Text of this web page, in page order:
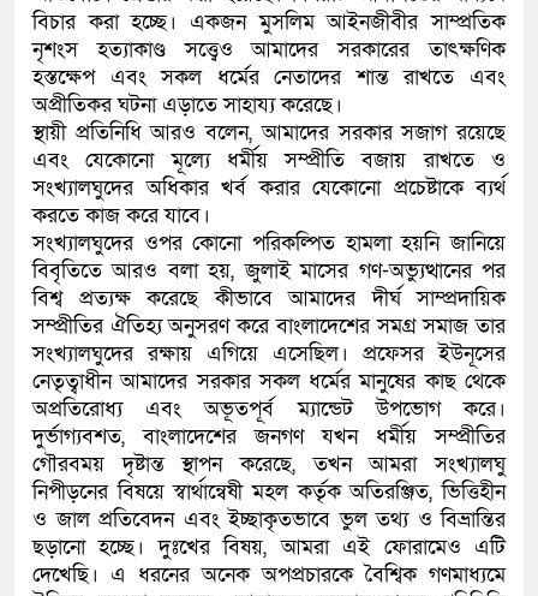
বিচার করা হচ্ছে। একজন মুসলিম আইনজীবীর সাম্প্রতিক
নৃশংস হত্যাকাণ্ড সত্ত্বেও আমাদের সরকারের তাৎক্ষণিক
হস্তক্ষেপ এবং সকল ধর্মের নেতাদের শান্ত রাখতে এবং
অপ্রীতিকর ঘটনা এড়াতে সাহায্য করেছে।
স্থায়ী প্রতিনিধি আরও বলেন, আমাদের সরকার সজাগ রয়েছে
এবং যেকোনো মূল্যে ধর্মীয় সম্প্রীতি বজায় রাখতে ও
সংখ্যালঘুদের অধিকার খর্ব করার যেকোনো প্রচেষ্টাকে ব্যর্থ
করতে কাজ করে যাবে।
সংখ্যালঘুদের ওপর কোনো পরিকল্পিত হামলা হয়নি জানিয়ে
বিবৃতিতে আরও বলা হয়, জুলাই মাসের গণ-অভ্যুত্থানের পর
বিশ্ব প্রত্যক্ষ করেছে কীভাবে আমাদের দীর্ঘ সাম্প্রদায়িক
সম্প্রীতির ঐতিহ্য অনুসরণ করে বাংলাদেশের সমগ্র সমাজ তার
সংখ্যালঘুদের রক্ষায় এগিয়ে এসেছিল। প্রফেসর ইউনূসের
নেতৃত্বাধীন আমাদের সরকার সকল ধর্মের মানুষের কাছ থেকে
অপ্রতিরোধ্য এবং অভূতপূর্ব ম্যান্ডেট উপভোগ করে।
দুর্ভাগ্যবশত, বাংলাদেশের জনগণ যখন ধর্মীয় সম্প্রীতির
গৌরবময় দৃষ্টান্ত স্থাপন করেছে, তখন আমরা সংখ্যালঘু
নিপীড়নের বিষয়ে স্বার্থান্বেষী মহল কর্তৃক অতিরঞ্জিত, ভিত্তিহীন
ও জাল প্রতিবেদন এবং ইচ্ছাকৃতভাবে ভুল তথ্য ও বিভ্রান্তির
ছড়ানো হচ্ছে। দুঃখের বিষয়, আমরা এই ফোরামেও এটি
দেখেছি। এ ধরনের অনেক অপপ্রচারকে বৈশ্বিক গণমাধ্যমে